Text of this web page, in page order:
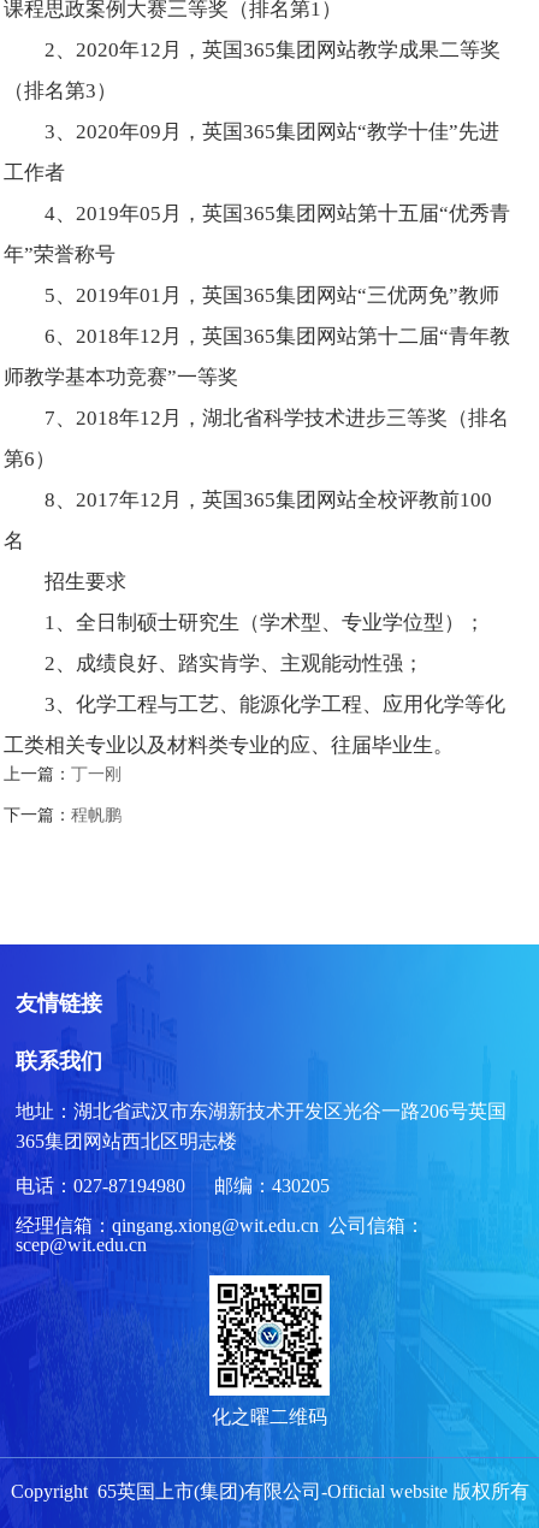
课程思政案例大赛三等奖（排名第1）
2、2020年12月，英国365集团网站教学成果二等奖
（排名第3）
3、2020年09月，英国365集团网站“教学十佳”先进
工作者
4、2019年05月，英国365集团网站第十五届“优秀青
年”荣誉称号
5、2019年01月，英国365集团网站“三优两免”教师
6、2018年12月，英国365集团网站第十二届“青年教
师教学基本功竞赛”一等奖
7、2018年12月，湖北省科学技术进步三等奖（排名
第6）
8、2017年12月，英国365集团网站全校评教前100
名
招生要求
1、全日制硕士研究生（学术型、专业学位型）；
2、成绩良好、踏实肯学、主观能动性强；
3、化学工程与工艺、能源化学工程、应用化学等化
工类相关专业以及材料类专业的应、往届毕业生。
上一篇：丁一刚
下一篇：程帆鹏
友情链接
联系我们
地址：湖北省武汉市东湖新技术开发区光谷一路206号英国
365集团网站西北区明志楼
电话：027-87194980 邮编：430205
经理信箱：qingang.xiong@wit.edu.cn 公司信箱：
scep@wit.edu.cn
化之曜二维码
Copyright 65英国上市(集团)有限公司-Official website 版权所有